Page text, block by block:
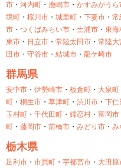
市 ・ 河内町 ・ 鹿嶋市 ・ かすみがうら
境町 ・ 桜川市 ・ 城里町 ・ 下妻市 ・ 常
市 ・ つくばみらい市 ・ 土浦市 ・ 東海
東市 ・ 日立市 ・ 常陸太田市 ・ 常陸大
田市 ・ 守谷市 ・ 結城市 ・ 龍ケ崎市
群馬県
安中市 ・ 伊勢崎市 ・ 板倉町 ・ 大泉町
町 ・ 桐生市 ・ 草津町 ・ 渋川市 ・ 下仁
玉村町 ・ 千代田町 ・ 嬬恋村 ・ 富岡市
町 ・ 藤岡市 ・ 前橋市 ・ みどり市 ・ み
栃木県
足利市 ・ 市貝町 ・ 宇都宮市 ・ 大田原